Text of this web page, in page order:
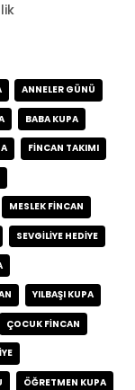
ANNELER GÜNÜ
BABA KUPA
FINCAN TAKIMI
MESLEK FINCAN
SEVGILIYE HEDIYE
YILBAŞI KUPA
ÇOCUK FINCAN
ÖĞRETMEN KUPA